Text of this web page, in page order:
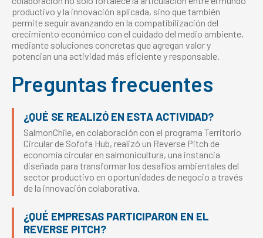
productivo y la innovación aplicada, sino que también
permite seguir avanzando en la compatibilización del
crecimiento económico con el cuidado del medio ambiente,
mediante soluciones concretas que agregan valor y
potencian una actividad más eficiente y responsable.
Preguntas frecuentes
¿QUÉ SE REALIZÓ EN ESTA ACTIVIDAD?
SalmonChile, en colaboración con el programa Territorio
Circular de Sofofa Hub, realizó un Reverse Pitch de
economía circular en salmonicultura, una instancia
diseñada para transformar los desafíos ambientales del
sector productivo en oportunidades de negocio a través
de la innovación colaborativa.
¿QUÉ EMPRESAS PARTICIPARON EN EL
REVERSE PITCH?